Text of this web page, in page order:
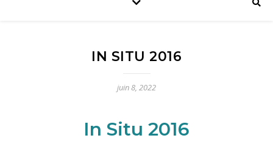
IN SITU 2016
juin 8, 2022
In Situ 2016